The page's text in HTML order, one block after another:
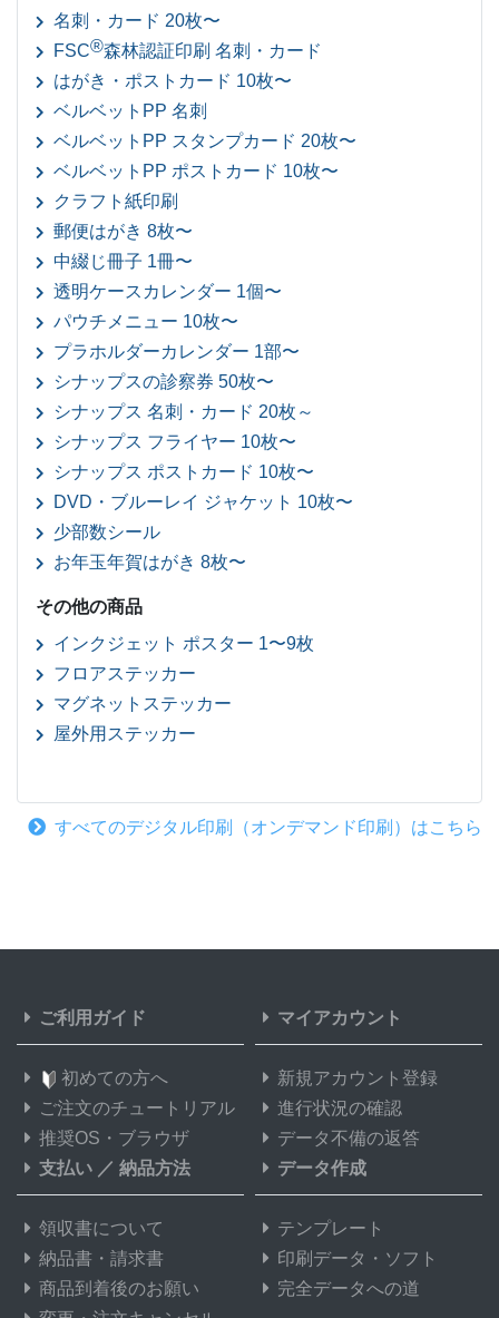
名刺・カード 20枚〜
FSC®森林認証印刷 名刺・カード
はがき・ポストカード 10枚〜
ベルベットPP 名刺
ベルベットPP スタンプカード 20枚〜
ベルベットPP ポストカード 10枚〜
クラフト紙印刷
郵便はがき 8枚〜
中綴じ冊子 1冊〜
透明ケースカレンダー 1個〜
パウチメニュー 10枚〜
プラホルダーカレンダー 1部〜
シナップスの診察券 50枚〜
シナップス 名刺・カード 20枚～
シナップス フライヤー 10枚〜
シナップス ポストカード 10枚〜
DVD・ブルーレイ ジャケット 10枚〜
少部数シール
お年玉年賀はがき 8枚〜
その他の商品
インクジェット ポスター 1〜9枚
フロアステッカー
マグネットステッカー
屋外用ステッカー
すべてのデジタル印刷（オンデマンド印刷）はこちら
ご利用ガイド
初めての方へ
ご注文のチュートリアル
推奨OS・ブラウザ
マイアカウント
新規アカウント登録
進行状況の確認
データ不備の返答
支払い ／ 納品方法
領収書について
納品書・請求書
商品到着後のお願い
データ作成
テンプレート
印刷データ・ソフト
完全データへの道